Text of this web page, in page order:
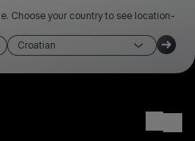
Choose your country to see location-
Croatian